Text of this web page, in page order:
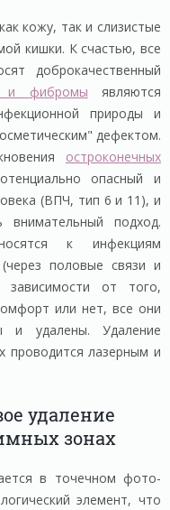
кожу, так и слизистые
кишки. К счастью, все
доброкачественный
и фибромы являются
природы и
дефектом.
остроконечных
опасный и
(ВПЧ, тип 6 и 11), и
подход.
к инфекциям
половые связи и
от того,
или нет, все они
и удалены. Удаление
проводится лазерным и
удаление
зонах
в точечном фото-
элемент, что